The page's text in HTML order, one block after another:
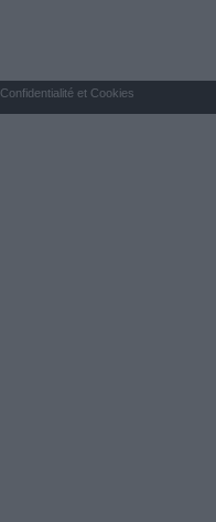
Confidentialité et Cookies